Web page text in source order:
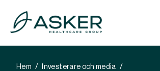
Hem
Investerare och media